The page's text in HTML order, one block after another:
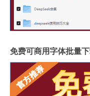
免费可商用字体批量